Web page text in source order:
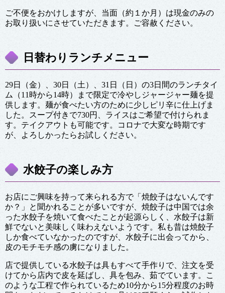
ご不便をおかけしますが、当面（約１か月）は現金のみの
お取り扱いにさせていただきます。ご容赦ください。
日替わりランチメニュー
29日（金）、30日（土）、31日（日）の3日間のランチタイ
ム（11時から14時）まで限定で冷やしジャージャー麺を提
供します。麺が食べたい方のために少しピリ辛に仕上げま
した。スープ付きで730円、ライスはご希望で付けられま
す。テイクアウトも可能です。コロナで大変な時期です
が、よろしかったらお試しください。
水餃子の楽しみ方
お店にご興味を持って来られる方で「焼餃子はないんです
か？」と聞かれることが多いですが、焼餃子は中国では余
った水餃子を焼いて食べたことが起源らしく、水餃子は新
鮮でないと美味しく味わえないようです。私も昔は焼餃子
しか食べていなかったのですが、水餃子に出会ってから、
皮のモチモチ感の虜になりました。
店で提供している水餃子は具もすべて手作りで、注文を受
けてから店内で皮を延ばし、具を包み、茹でています。こ
のような工程で作られているため10分から15分程度のお時